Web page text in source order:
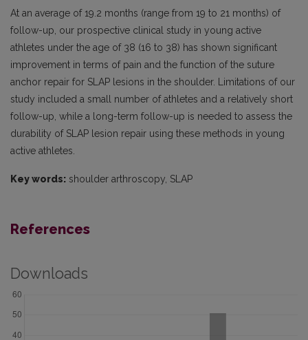
At an average of 19.2 months (range from 19 to 21 months) of
follow-up, our prospective clinical study in young active
athletes under the age of 38 (16 to 38) has shown significant
improvement in terms of pain and the function of the suture
anchor repair for SLAP lesions in the shoulder. Limitations of our
study included a small number of athletes and a relatively short
follow-up, while a long-term follow-up is needed to assess the
durability of SLAP lesion repair using these methods in young
active athletes.
Key words: shoulder arthroscopy, SLAP
References
Downloads